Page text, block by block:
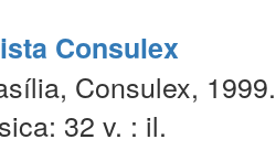
Consulex
Consulex, 1999.
32 v. : il.